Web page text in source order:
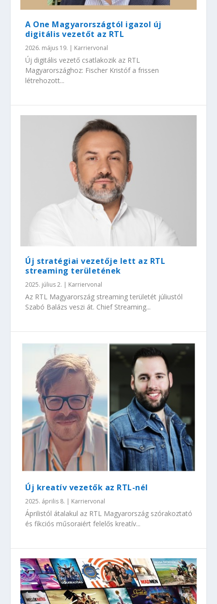
A One Magyarországtól igazol új
digitális vezetőt az RTL
2026. május 19. | Karriervonal
Új digitális vezető csatlakozik az RTL
Magyarországhoz: Fischer Kristóf a frissen
létrehozott...
Új stratégiai vezetője lett az RTL
streaming területének
2025. július 2. | Karriervonal
Az RTL Magyarország streaming területét júliustól
Szabó Balázs veszi át. Chief Streaming...
Új kreatív vezetők az RTL-nél
2025. április 8. | Karriervonal
Áprilistól átalakul az RTL Magyarország szórakoztató
és fikciós műsoraiért felelős kreatív...